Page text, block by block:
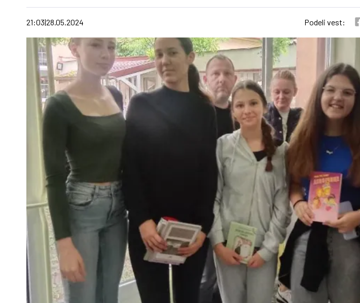
21:03 28.05.2024 Podeli vest: